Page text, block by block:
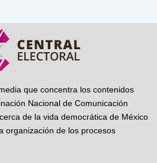
que concentra los contenidos
Nacional de Comunicación
de la vida democrática de México
organización de los procesos